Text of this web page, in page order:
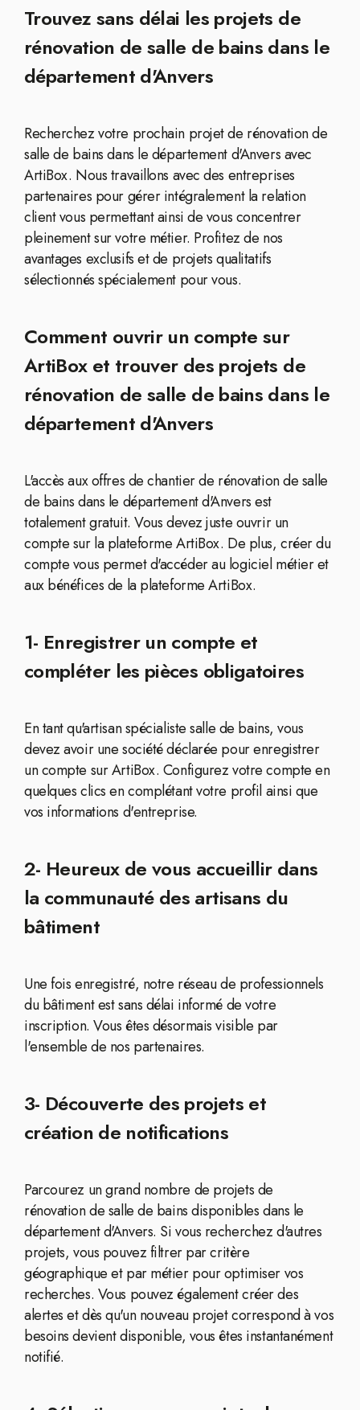
Trouvez sans délai les projets de
rénovation de salle de bains dans le
département d'Anvers
Recherchez votre prochain projet de rénovation de
salle de bains dans le département d'Anvers avec
ArtiBox. Nous travaillons avec des entreprises
partenaires pour gérer intégralement la relation
client vous permettant ainsi de vous concentrer
pleinement sur votre métier. Profitez de nos
avantages exclusifs et de projets qualitatifs
sélectionnés spécialement pour vous.
Comment ouvrir un compte sur
ArtiBox et trouver des projets de
rénovation de salle de bains dans le
département d'Anvers
L'accès aux offres de chantier de rénovation de salle
de bains dans le département d'Anvers est
totalement gratuit. Vous devez juste ouvrir un
compte sur la plateforme ArtiBox. De plus, créer du
compte vous permet d'accéder au logiciel métier et
aux bénéfices de la plateforme ArtiBox.
1- Enregistrer un compte et
compléter les pièces obligatoires
En tant qu'artisan spécialiste salle de bains, vous
devez avoir une société déclarée pour enregistrer
un compte sur ArtiBox. Configurez votre compte en
quelques clics en complétant votre profil ainsi que
vos informations d'entreprise.
2- Heureux de vous accueillir dans
la communauté des artisans du
bâtiment
Une fois enregistré, notre réseau de professionnels
du bâtiment est sans délai informé de votre
inscription. Vous êtes désormais visible par
l'ensemble de nos partenaires.
3- Découverte des projets et
création de notifications
Parcourez un grand nombre de projets de
rénovation de salle de bains disponibles dans le
département d'Anvers. Si vous recherchez d'autres
projets, vous pouvez filtrer par critère
géographique et par métier pour optimiser vos
recherches. Vous pouvez également créer des
alertes et dès qu'un nouveau projet correspond à vos
besoins devient disponible, vous êtes instantanément
notifié.